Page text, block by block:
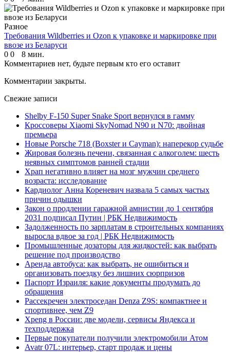
Разное
Требования Wildberries и Ozon к упаковке и маркировке при
ввозе из Беларуси
0 0
8 мин.
Комментариев нет, будьте первым кто его оставит
Комментарии закрыты.
Свежие записи
Shelby F-150 Super Snake Sport вернулся в гамму
Кроссоверы Xiaomi SkyNomad N90 и N70: двойная
премьера
Новые Porsche 718 (Boxster и Cayman): наперекор судьбе
Жировая болезнь печени, связанная с алкоголем: шесть
неявных симптомов ранней стадии
Храп негативно влияет на мозг мужчин среднего
возраста: исследование
Кардиолог Анна Кореневич назвала 5 самых частых
причин одышки
Закон о продлении гаражной амнистии до 1 сентября
2031 подписал Путин | РБК Недвижимость
Задолженность по зарплатам в строительных компаниях
выросла вдвое за год | РБК Недвижимость
Промышленные дозаторы для жидкостей: как выбрать
решение под производство
Аренда автобуса: как выбрать, не ошибиться и
организовать поездку без лишних сюрпризов
Паспорт Израиля: какие документы продумать до
обращения
Рассекречен электроседан Denza Z9S: компактнее и
спортивнее, чем Z9
Xpeng в России: две модели, сервисы Яндекса и
техподдержка
Первые покупатели получили электромобили Атом
Avatr 07L: интерьер, старт продаж и цены